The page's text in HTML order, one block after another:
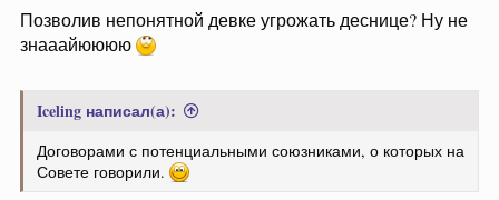
Позволив непонятной девке угрожать деснице? Ну не
знааайюююю
Iceling написал(а):
Договорами с потенциальными союзниками, о которых на
Совете говорили.